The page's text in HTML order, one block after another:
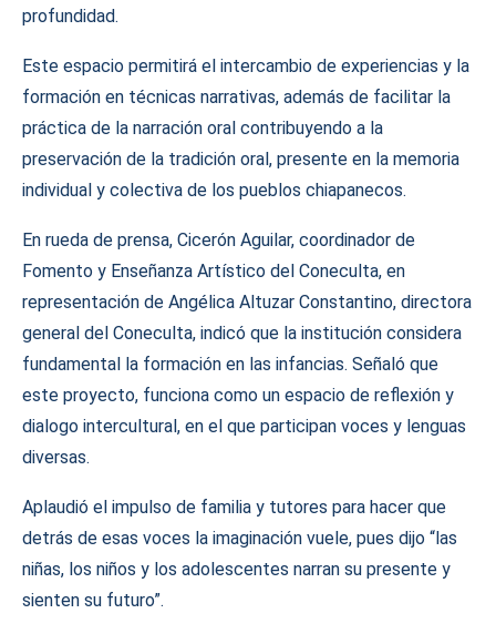
profundidad.
Este espacio permitirá el intercambio de experiencias y la
formación en técnicas narrativas, además de facilitar la
práctica de la narración oral contribuyendo a la
preservación de la tradición oral, presente en la memoria
individual y colectiva de los pueblos chiapanecos.
En rueda de prensa, Cicerón Aguilar, coordinador de
Fomento y Enseñanza Artístico del Coneculta, en
representación de Angélica Altuzar Constantino, directora
general del Coneculta, indicó que la institución considera
fundamental la formación en las infancias. Señaló que
este proyecto, funciona como un espacio de reflexión y
dialogo intercultural, en el que participan voces y lenguas
diversas.
Aplaudió el impulso de familia y tutores para hacer que
detrás de esas voces la imaginación vuele, pues dijo “las
niñas, los niños y los adolescentes narran su presente y
sienten su futuro”.